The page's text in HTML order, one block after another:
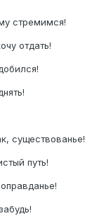
стремимся!
отдать!
существованье!
путь!